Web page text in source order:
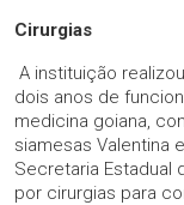
Cirurgias
A instituição
dois anos de
medicina goiana,
siamesas Valentina
Secretaria Estadual
por cirurgias para